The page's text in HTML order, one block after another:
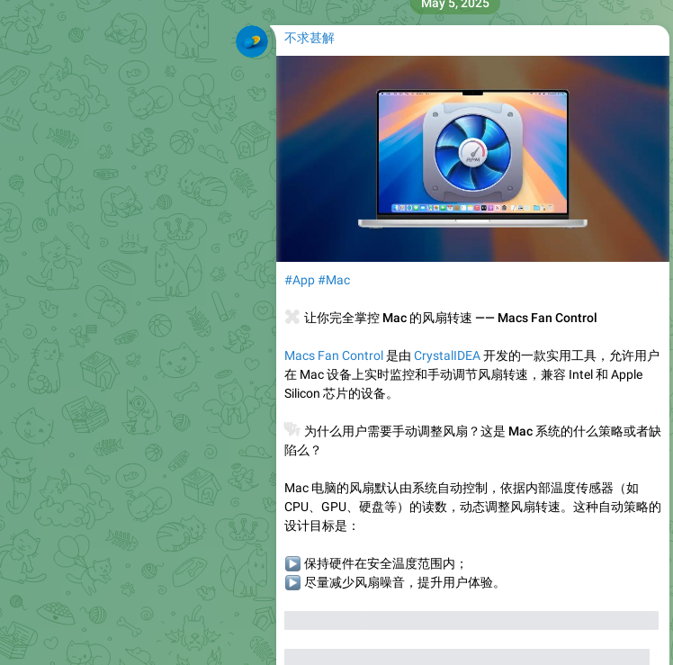
不求甚解
#App#Mac
🌀让你完全掌控 Mac 的风扇转速 —— Macs Fan Control
Macs Fan Control 是由 CrystalIDEA开发的一款实用工具，允许用户
在 Mac 设备上实时监控和手动调节风扇转速，兼容 Intel 和 Apple
Silicon 芯片的设备。
❓为什么用户需要手动调整风扇？这是 Mac 系统的什么策略或者缺
陷么？
Mac 电脑的风扇默认由系统自动控制，依据内部温度传感器（如
CPU、GPU、硬盘等）的读数，动态调整风扇转速。这种自动策略的
设计目标是：
▶保持硬件在安全温度范围内；
▶尽量减少风扇噪音，提升用户体验。
↗
May 5, 2025